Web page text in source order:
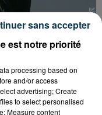
UNE
VERTS ?
est notre priorité
processing based on
and/or access
advertising; Create
to select personalised
Measure content
sans accepter